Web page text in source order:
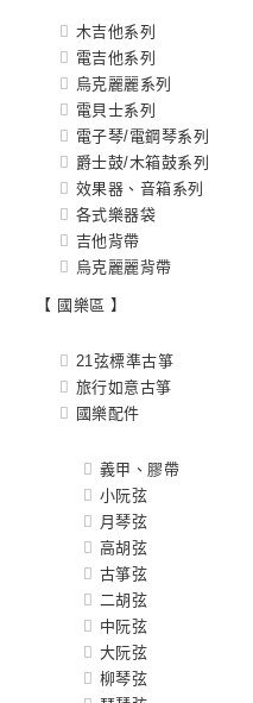
木吉他系列
電吉他系列
烏克麗麗系列
電貝士系列
電子琴/電鋼琴系列
爵士鼓/木箱鼓系列
效果器、音箱系列
各式樂器袋
吉他背帶
烏克麗麗背帶
【 國樂區 】
21弦標準古箏
旅行如意古箏
國樂配件
義甲、膠帶
小阮弦
月琴弦
高胡弦
古箏弦
二胡弦
中阮弦
大阮弦
柳琴弦